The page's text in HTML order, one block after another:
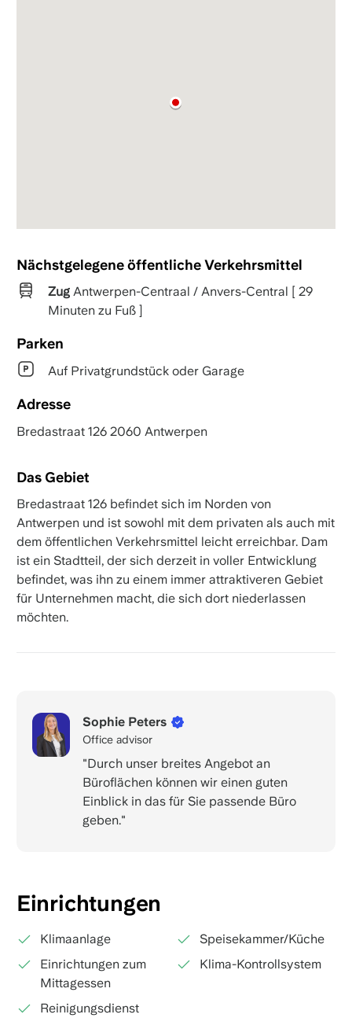
Nächstgelegene öffentliche Verkehrsmittel
ZugAntwerpen-Centraal / Anvers-Central [ 29
Minuten zu Fuß ]
Parken
Auf Privatgrundstück oder Garage
Adresse
Bredastraat 126 2060 Antwerpen
Das Gebiet
Bredastraat 126 befindet sich im Norden von
Antwerpen und ist sowohl mit dem privaten als auch mit
dem öffentlichen Verkehrsmittel leicht erreichbar. Dam
ist ein Stadtteil, der sich derzeit in voller Entwicklung
befindet, was ihn zu einem immer attraktiveren Gebiet
für Unternehmen macht, die sich dort niederlassen
möchten.
Sophie Peters
Office advisor
"Durch unser breites Angebot an
Büroflächen können wir einen guten
Einblick in das für Sie passende Büro
geben."
Einrichtungen
Klimaanlage
Speisekammer/Küche
Einrichtungen zum
Mittagessen
Klima-Kontrollsystem
Reinigungsdienst